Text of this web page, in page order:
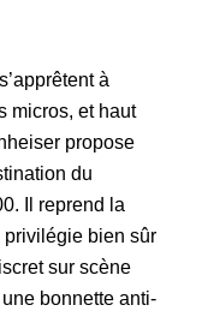
à
micros, et haut
propose
du
Il reprend la
privilégie bien sûr
sur scène
bonnette anti-